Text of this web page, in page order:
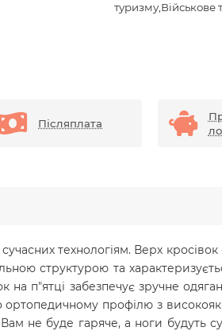
туризму,Військове
Післяплата
технологіям. Верх
структурою та
на п"ятці забезпечує зручне
профілю з
не буде гаряче, а ноги будуть